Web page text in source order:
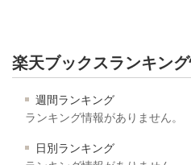
楽天ブックスランキン
週間ランキング
ランキング情報がありません。
日別ランキング